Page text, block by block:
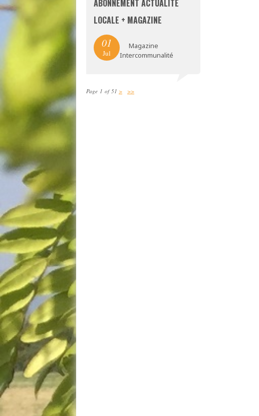
ABONNEMENT ACTUALITÉ
LOCALE + MAGAZINE
01
Jul
Magazine
Intercommunalité
Page 1 of 51 > >>